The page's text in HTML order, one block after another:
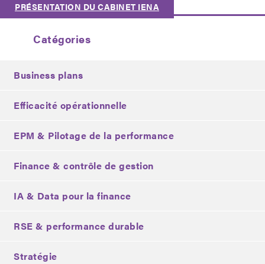
PRÉSENTATION DU CABINET IENA
Catégories
Business plans
Efficacité opérationnelle
EPM & Pilotage de la performance
Finance & contrôle de gestion
IA & Data pour la finance
RSE & performance durable
Stratégie